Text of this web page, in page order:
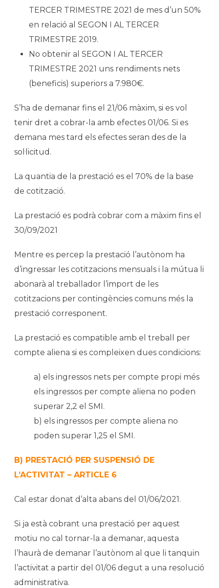
TERCER TRIMESTRE 2021 de mes d’un 50%
en relació al SEGON I AL TERCER
TRIMESTRE 2019.
No obtenir al SEGON I AL TERCER
TRIMESTRE 2021 uns rendiments nets
(beneficis) superiors a 7.980€.
S’ha de demanar fins el 21/06 màxim, si es vol
tenir dret a cobrar-la amb efectes 01/06. Si es
demana mes tard els efectes seran des de la
sol·licitud.
La quantia de la prestació es el 70% de la base
de cotització.
La prestació es podrà cobrar com a màxim fins el
30/09/2021
Mentre es percep la prestació l’autònom ha
d’ingressar les cotitzacions mensuals i la mútua li
abonarà al treballador l’import de les
cotitzacions per contingències comuns més la
prestació corresponent.
La prestació es compatible amb el treball per
compte aliena si es compleixen dues condicions:
a) els ingressos nets per compte propi més
els ingressos per compte aliena no poden
superar 2,2 el SMI.
b) els ingressos per compte aliena no
poden superar 1,25 el SMI.
B) PRESTACIÓ PER SUSPENSIÓ DE
L’ACTIVITAT – ARTICLE 6
Cal estar donat d’alta abans del 01/06/2021.
Si ja està cobrant una prestació per aquest
motiu no cal tornar-la a demanar, aquesta
l’haurà de demanar l’autònom al que li tanquin
l’activitat a partir del 01/06 degut a una resolució
administrativa.